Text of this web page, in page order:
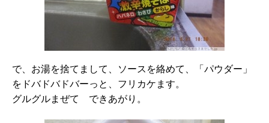
で、お湯を捨てまして、ソースを絡めて、「パウダー」
をドバドバドバーっと、フリカケます。
グルグルまぜて できあがり。